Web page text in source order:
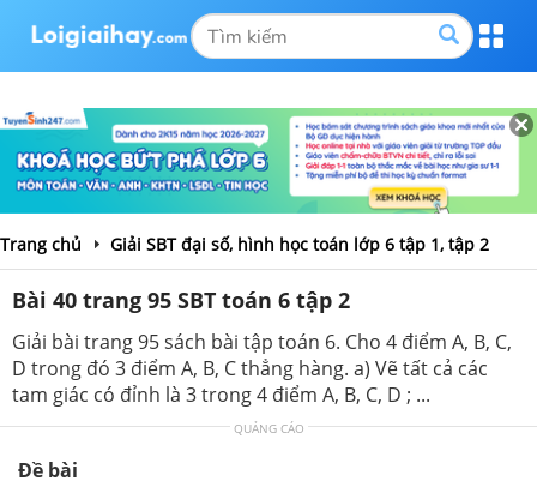
Trang chủ Giải SBT đại số, hình học toán lớp 6 tập 1, tập 2
Bài 40 trang 95 SBT toán 6 tập 2
Giải bài trang 95 sách bài tập toán 6. Cho 4 điểm A, B, C,
D trong đó 3 điểm A, B, C thẳng hàng. a) Vẽ tất cả các
tam giác có đỉnh là 3 trong 4 điểm A, B, C, D ; ...
QUẢNG CÁO
Đề bài